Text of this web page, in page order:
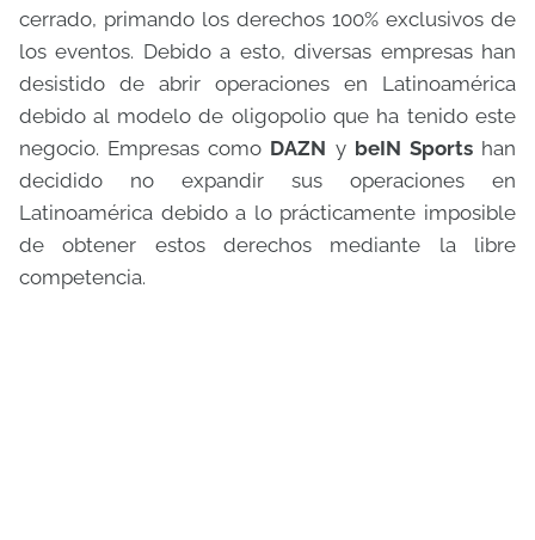
cerrado, primando los derechos 100% exclusivos de
los eventos. Debido a esto, diversas empresas han
desistido de abrir operaciones en Latinoamérica
debido al modelo de oligopolio que ha tenido este
negocio. Empresas como DAZN y beIN Sportshan
decidido no expandir sus operaciones en
Latinoamérica debido a lo prácticamente imposible
de obtener estos derechos mediante la libre
competencia.